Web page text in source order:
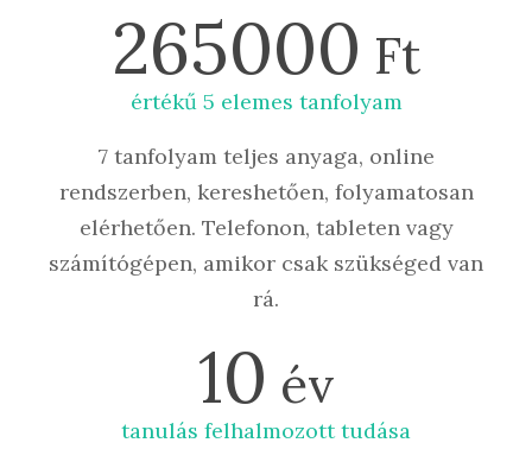
265000 Ft
értékű 5 elemes tanfolyam
7 tanfolyam teljes anyaga, online
rendszerben, kereshetően, folyamatosan
elérhetően. Telefonon, tableten vagy
számítógépen, amikor csak szükséged van
rá.
10 év
tanulás felhalmozott tudása